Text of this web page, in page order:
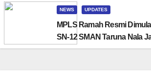
NEWS UPDATES
MPLS Ramah Resmi
SN-12 SMAN Taruna Nala
Menjalani Tahun Ajaran